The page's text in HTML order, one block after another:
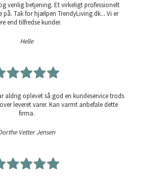
venlig betjening. Et virkeligt professionelt
Tak for hjælpen TrendyLiving.dk... Vi er
end tilfredse kunder.
Helle
aldrig oplevet så god en kundeservice trods
leveret varer. Kan varmt anbefale dette
firma.
Vetter Jensen